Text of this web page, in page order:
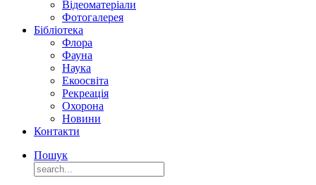
Відеоматеріали
Фотогалерея
Бібліотека
Флора
Фауна
Наука
Екоосвіта
Рекреація
Охорона
Новини
Контакти
Пошук